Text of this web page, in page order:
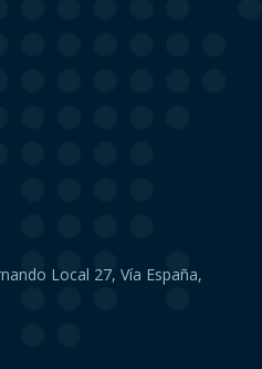
Local 27, Vía España,